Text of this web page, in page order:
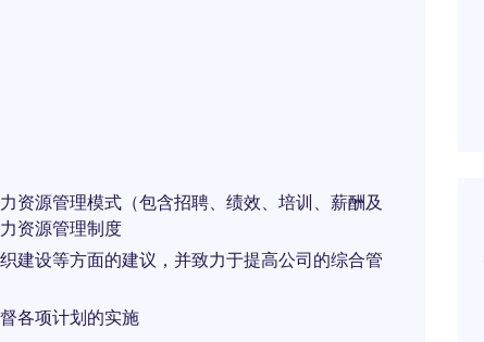
资源管理模式（包含招聘、绩效、培训、薪酬及
资源管理制度
建设等方面的建议，并致力于提高公司的综合管
各项计划的实施